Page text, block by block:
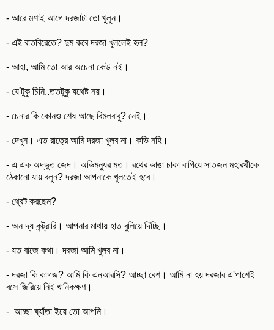
- আরে মশাই আগে দরজাটা তো খুলুন।
- এই রাতবিরেতে? দুম করে দরজা খুললেই হল?
- আহা, আমি তো আর অচেনা কেউ নই।
- যে'টুকু চিনি..ততটুকু যথেষ্ট নয়।
- চেনার কি কোনও শেষ আছে বিমলবাবু? নেই।
- দেখুন। এত রাত্রে আমি দরজা খুলব না। কভি নহি।
- এ এক অদ্ভুত জেদ। অভিমন্যুর মত। রথের ভাঙা চাকা বাগিয়ে সাতজন মহারথীকে
ঠেকানো যায় বলুন? দরজা আপনাকে খুলতেই হবে।
- থ্রেট করছেন?
- অন দ্য কন্ট্রারি। আপনার মাথায় হাত বুলিয়ে দিচ্ছি।
- যত বাজে কথা। দরজা আমি খুলব না।
- দরজা কি কাগজ? আমি কি এনআরসি? আচ্ছা বেশ। আমি না হয় দরজার এ'পাশেই
বসে জিরিয়ে নিই খানিকক্ষণ।
- আচ্ছা ঘ্যাঁতা ইয়ে তো আপনি।